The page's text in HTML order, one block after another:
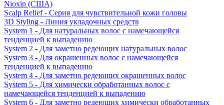
Nioxin (США)
Scalp Relief - Серия для чувствительной кожи головы
3D Styling - Линия укладочных средств
System 1 - Для натуральных волос с намечающейся
тенденцией к выпадению
System 2 - Для заметно редеющих натуральных волос
System 3 - Для окрашенных волос с намечающейся
тенденцией к выпадению
System 4 - Для заметно редеющих окрашенных волос
System 5 - Для химически обработанных волос с
намечающейся тенденцией к выпадению
System 6 - Для заметно редеющих химически обработанных